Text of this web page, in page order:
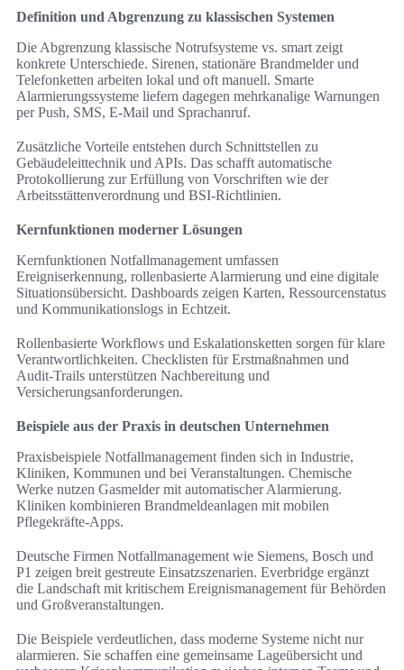
Definition und Abgrenzung zu klassischen Systemen
Die Abgrenzung klassische Notrufsysteme vs. smart zeigt
konkrete Unterschiede. Sirenen, stationäre Brandmelder und
Telefonketten arbeiten lokal und oft manuell. Smarte
Alarmierungssysteme liefern dagegen mehrkanalige Warnungen
per Push, SMS, E‑Mail und Sprachanruf.
Zusätzliche Vorteile entstehen durch Schnittstellen zu
Gebäudeleittechnik und APIs. Das schafft automatische
Protokollierung zur Erfüllung von Vorschriften wie der
Arbeitsstättenverordnung und BSI‑Richtlinien.
Kernfunktionen moderner Lösungen
Kernfunktionen Notfallmanagement umfassen
Ereigniserkennung, rollenbasierte Alarmierung und eine digitale
Situationsübersicht. Dashboards zeigen Karten, Ressourcenstatus
und Kommunikationslogs in Echtzeit.
Rollenbasierte Workflows und Eskalationsketten sorgen für klare
Verantwortlichkeiten. Checklisten für Erstmaßnahmen und
Audit‑Trails unterstützen Nachbereitung und
Versicherungsanforderungen.
Beispiele aus der Praxis in deutschen Unternehmen
Praxisbeispiele Notfallmanagement finden sich in Industrie,
Kliniken, Kommunen und bei Veranstaltungen. Chemische
Werke nutzen Gasmelder mit automatischer Alarmierung.
Kliniken kombinieren Brandmeldeanlagen mit mobilen
Pflegekräfte‑Apps.
Deutsche Firmen Notfallmanagement wie Siemens, Bosch und
P1 zeigen breit gestreute Einsatzszenarien. Everbridge ergänzt
die Landschaft mit kritischem Ereignismanagement für Behörden
und Großveranstaltungen.
Die Beispiele verdeutlichen, dass moderne Systeme nicht nur
alarmieren. Sie schaffen eine gemeinsame Lageübersicht und